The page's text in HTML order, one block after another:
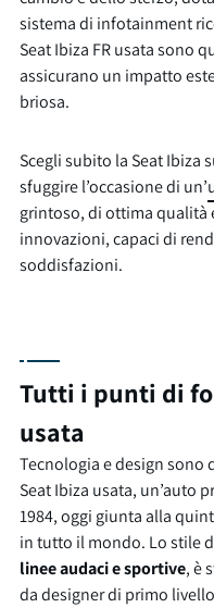
sistema di infotainment
Seat Ibiza FR usata sono
assicurano un impatto
briosa.
Scegli subito la Seat Ibiza
sfuggire l’occasione di un’
grintoso, di ottima qualità
innovazioni, capaci di
soddisfazioni.
Tutti i punti di
usata
Tecnologia e design sono
Seat Ibiza usata, un’auto
1984, oggi giunta alla
in tutto il mondo. Lo stile
linee audaci e sportive, è
da designer di primo